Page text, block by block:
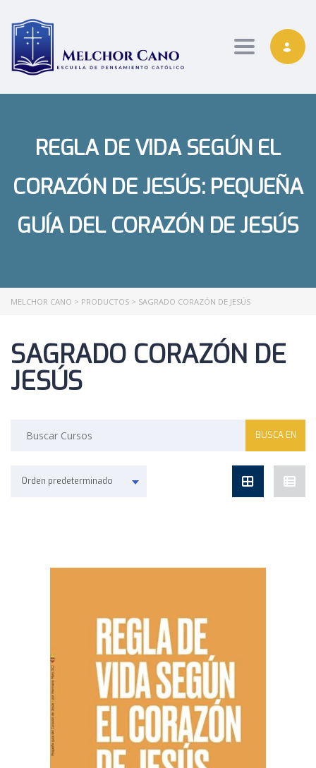
Toggle
REGLA DE VIDA SEGÚN EL
CORAZÓN DE JESÚS: PEQUEÑA
GUÍA DEL CORAZÓN DE JESÚS
MELCHOR CANO > PRODUCTOS > SAGRADO CORAZÓN DE JESÚS
SAGRADO CORAZÓN DE
JESÚS
Orden predeterminado